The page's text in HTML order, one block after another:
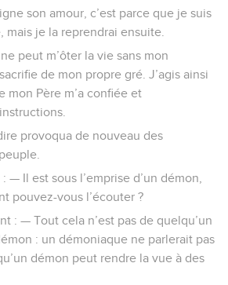
son amour, c’est parce que je suis
mais je la reprendrai ensuite.
peut m’ôter la vie sans mon
de mon propre gré. J’agis ainsi
mon Père m’a confiée et
provoqua de nouveau des
— Il est sous l’emprise d’un démon,
pouvez-vous l’écouter ?
: — Tout cela n’est pas de quelqu’un
: un démoniaque ne parlerait pas
démon peut rendre la vue à des